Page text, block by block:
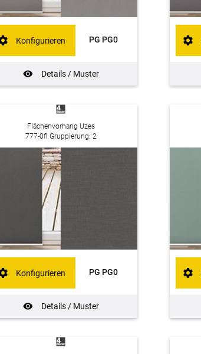
PG PG0
Details / Muster
Konfigurieren
Flächenvorhang Uzes
777-0fl Gruppierung: 2
PG PG0
Details / Muster
Konfigurieren